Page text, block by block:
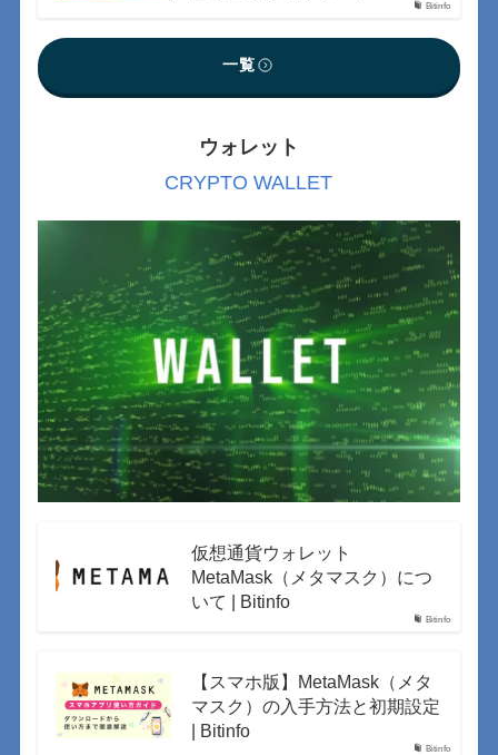
Bitinfo
一覧
ウォレット
CRYPTO WALLET
Bitinfo
仮想通貨ウォレット
MetaMask（メタマスク）につ
いて | Bitinfo
Bitinfo
【スマホ版】MetaMask（メタ
マスク）の入手方法と初期設定
| Bitinfo